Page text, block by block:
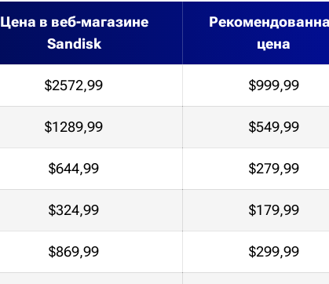
Цена в веб-магазине
Sandisk
цена
$2572,99 $999,99
$1289,99 $549,99
$644,99 $279,99
$324,99 $179,99
$869,99 $299,99